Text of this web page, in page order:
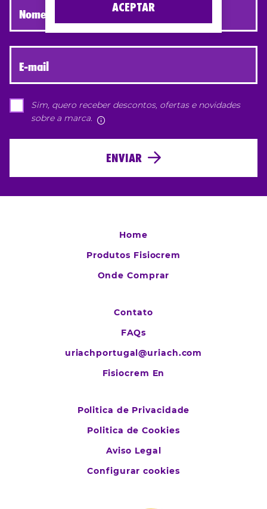
Nome e apelido
E-mail
ENVIAR
Sim, quero receber descontos, ofertas e novidades
sobre a marca.
Home
Produtos Fisiocrem
Onde Comprar
Contato
FAQs
uriachportugal@uriach.com
Fisiocrem En
Politica de Privacidade
Politica de Cookies
Aviso Legal
Configurar cookies
ACEPTAR